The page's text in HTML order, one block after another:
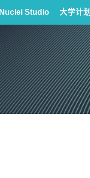
Nuclei Studio 大学计划